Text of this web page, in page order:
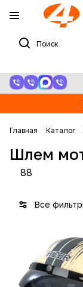
Главная Каталог
Шлем
88
Все